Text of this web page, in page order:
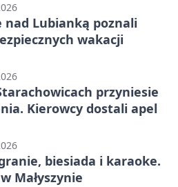
nad Lubianką poznali
wakacji
przyniesie
Kierowcy dostali apel
biesiada i karaoke.
Małyszynie